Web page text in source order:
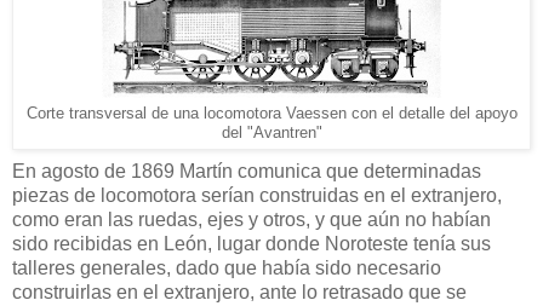
Corte transversal de una locomotora Vaessen con el detalle del apoyo
del "Avantren"
En agosto de 1869 Martín comunica que determinadas
piezas de locomotora serían construidas en el extranjero,
como eran las ruedas, ejes y otros, y que aún no habían
sido recibidas en León, lugar donde Noroteste tenía sus
talleres generales, dado que había sido necesario
construirlas en el extranjero, ante lo retrasado que se